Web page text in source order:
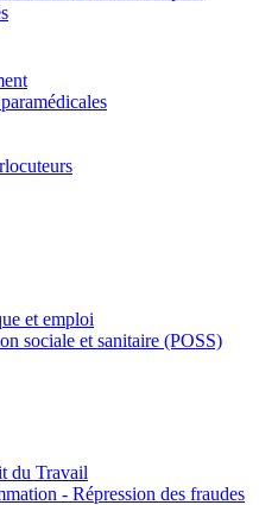
et emploi
sociale et sanitaire (POSS)
du Travail
- Répression des fraudes